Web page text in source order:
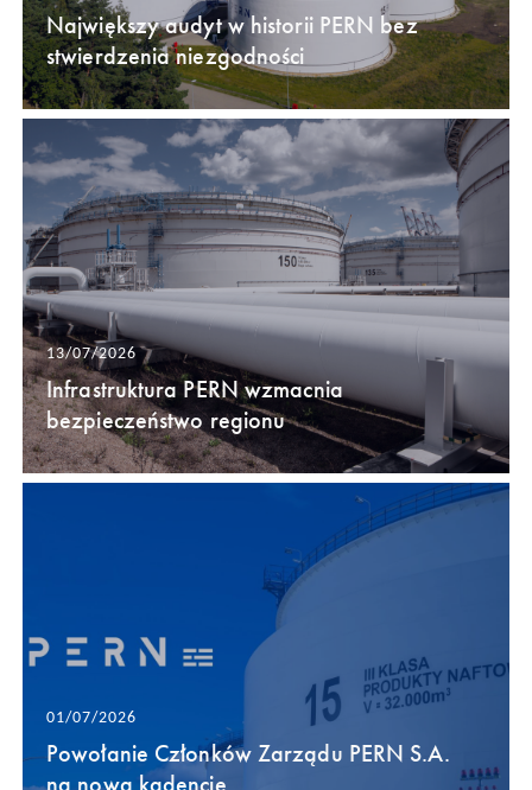
Największy audyt w historii PERN bez
stwierdzenia niezgodności
13/07/2026
Infrastruktura PERN wzmacnia
bezpieczeństwo regionu
01/07/2026
Powołanie Członków Zarządu PERN S.A.